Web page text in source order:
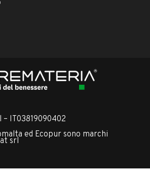
IT03819090402
ed Ecopur sono marchi
srl